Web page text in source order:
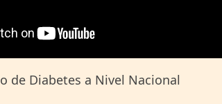
de Diabetes a Nivel Nacional